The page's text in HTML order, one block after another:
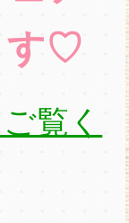
す♡
覧く